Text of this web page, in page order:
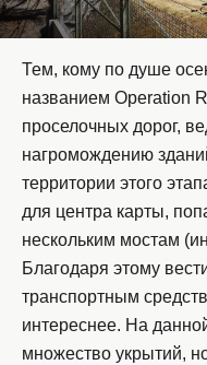
Тем, кому по душе
названием Operation
проселочных дорог,
нагромождению
территории этого
для центра карты,
нескольким мостам
Благодаря этому
транспортным
интереснее. На
множество укрытий,